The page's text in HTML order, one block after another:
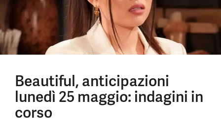
Beautiful, anticipazioni
lunedì 25 maggio: indagini in
corso